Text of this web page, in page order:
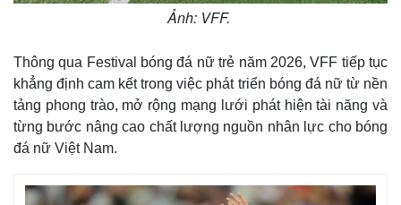
Ảnh: VFF.
Thông qua Festival bóng đá nữ trẻ năm 2026, VFF tiếp tục
khẳng định cam kết trong việc phát triển bóng đá nữ từ nền
tảng phong trào, mở rộng mạng lưới phát hiện tài năng và
từng bước nâng cao chất lượng nguồn nhân lực cho bóng
đá nữ Việt Nam.